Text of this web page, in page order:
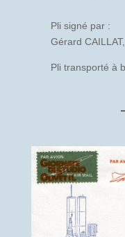
Pli signé par :
Gérard
Pli transporté à